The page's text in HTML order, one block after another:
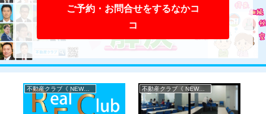
ご予約・お問合せをするなかコ
コ
不動産クラブ《 NEWS 》 不動産クラブ《 NEWS 》